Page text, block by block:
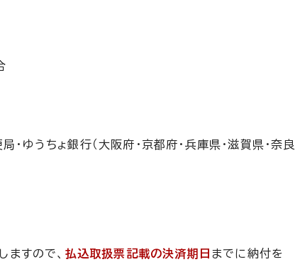
ゆうちょ銀行（大阪府・京都府・兵庫県・滋賀県・奈良
ますので、 払込取扱票記載の決済期日 までに納付を